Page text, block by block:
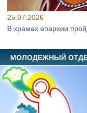
25.07.2026
В храмах епархии
МОЛОДЕЖНЫЙ